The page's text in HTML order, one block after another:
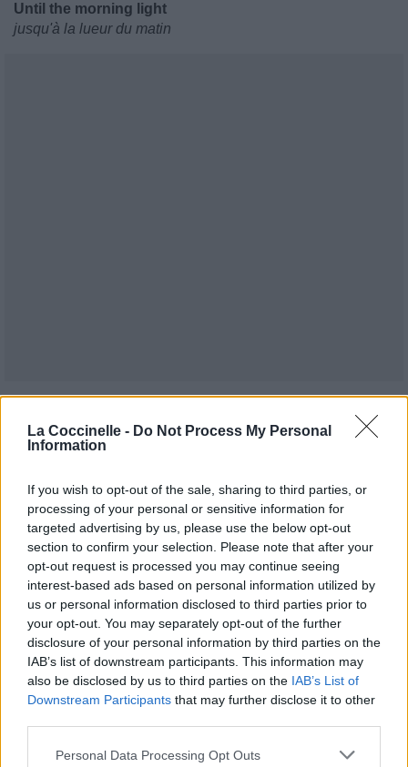
La Coccinelle - Do Not Process My Personal
Information
If you wish to opt-out of the sale, sharing to third parties, or
processing of your personal or sensitive information for
targeted advertising by us, please use the below opt-out
section to confirm your selection. Please note that after your
opt-out request is processed you may continue seeing
interest-based ads based on personal information utilized by
us or personal information disclosed to third parties prior to
your opt-out. You may separately opt-out of the further
disclosure of your personal information by third parties on the
IAB’s list of downstream participants. This information may
also be disclosed by us to third parties on the IAB’s List of
Downstream Participants that may further disclose it to other
Personal Data Processing Opt Outs
Until the morning light
jusqu'à la lueur du matin
le 2 septembre 2020
à 8h55.
Albums : Beauty and the Beat
⇑
Paroles + Traduction Téléchargement
Vidéos
Commentaires
Pour prolonger le plaisir musical :
Télécharger légalement les MP3 sur